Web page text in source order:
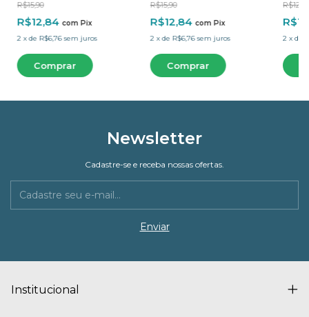
R$15,90
R$12,84 com Pix
2 xde R$6,76 sem juros
R$15,90
R$12,84 com Pix
2 xde R$6,76 sem juros
R$12,90
2 x de
Newsletter
Cadastre-se e receba nossas ofertas.
Institucional